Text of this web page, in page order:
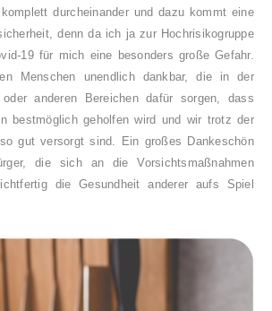
durcheinander und dazu kommt eine
denn da ich ja zur Hochrisikogruppe
19 für mich eine besonders große Gefahr.
Menschen unendlich dankbar, die in der
anderen Bereichen dafür sorgen, dass
bestmöglich geholfen wird und wir trotz der
gut versorgt sind. Ein großes Dankeschön
die sich an die Vorsichtsmaßnahmen
die Gesundheit anderer aufs Spiel